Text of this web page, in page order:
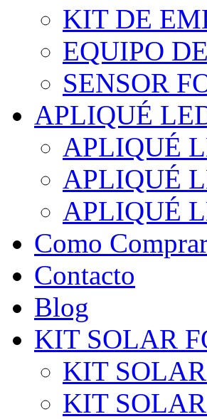
KIT DE
EQUIPO
SENSOR
APLIQUÉ
APLIQUÉ
APLIQUÉ
APLIQUÉ
Como
Contacto
Blog
KIT SOLAR
KIT
KIT